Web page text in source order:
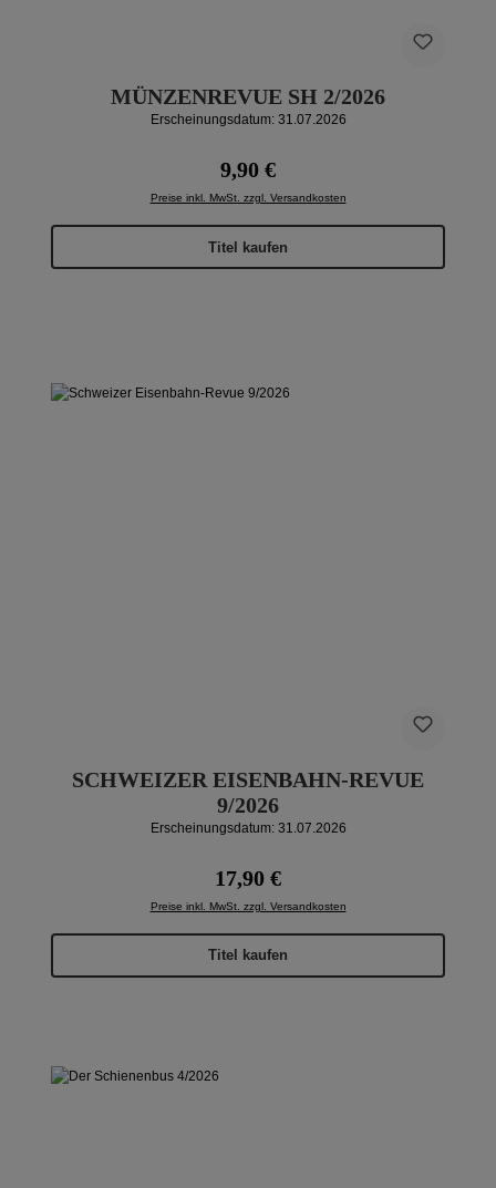
MÜNZENREVUE SH 2/2026
Erscheinungsdatum: 31.07.2026
Regulärer Preis:
9,90 €
Preise inkl. MwSt. zzgl. Versandkosten
Titel kaufen
SCHWEIZER EISENBAHN-REVUE
9/2026
Erscheinungsdatum: 31.07.2026
Regulärer Preis:
17,90 €
Preise inkl. MwSt. zzgl. Versandkosten
Titel kaufen